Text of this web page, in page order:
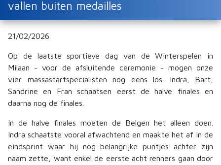
vallen buiten medailles
21/02/2026
Op de laatste sportieve dag van de Winterspelen in
Milaan - voor de afsluitende ceremonie - mogen onze
vier massastartspecialisten nog eens los. Indra, Bart,
Sandrine en Fran schaatsen eerst de halve finales en
daarna nog de finales.
In de halve finales moeten de Belgen het alleen doen.
Indra schaatste vooral afwachtend en maakte het af in de
eindsprint waar hij nog belangrijke puntjes achter zijn
naam zette, want enkel de eerste acht renners gaan door